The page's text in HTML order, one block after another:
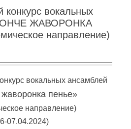
конкурс вокальных
ЖАВОРОНКА
направление)
вокальных ансамблей
пенье»
направление)
07.04.2024)